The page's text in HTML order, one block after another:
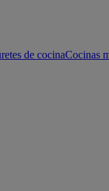
de cocinaCocinas